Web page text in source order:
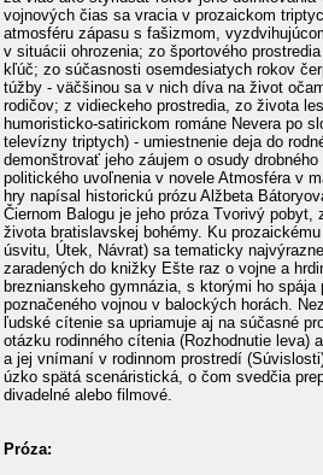
vojnových čias sa vracia v prozaickom
atmosféru zápasu s fašizmom,
v situácii ohrozenia; zo športového
kľúč; zo súčasnosti osemdesiatych rokov
túžby - väčšinou sa v nich díva na život
rodičov; z vidieckeho prostredia, zo života
humoristicko-satirickom románe Nevera po
televízny triptych) - umiestnenie deja do
demonštrovať jeho záujem o osudy
politického uvoľnenia v novele Atmosféra v
hry napísal historickú prózu Alžbeta
Čiernom Balogu je jeho próza Tvorivý
života bratislavskej bohémy. Ku
úsvitu, Útek, Návrat) sa tematicky
zaradených do knižky Ešte raz o vojne a
breznianskeho gymnázia, s ktorými ho
poznačeného vojnou v balockých horách.
ľudské cítenie sa upriamuje aj na súčasné
otázku rodinného cítenia (Rozhodnutie leva)
a jej vnímaní v rodinnom prostredí
úzko spätá scenáristická, o čom svedčia
divadelné alebo filmové.
Próza: